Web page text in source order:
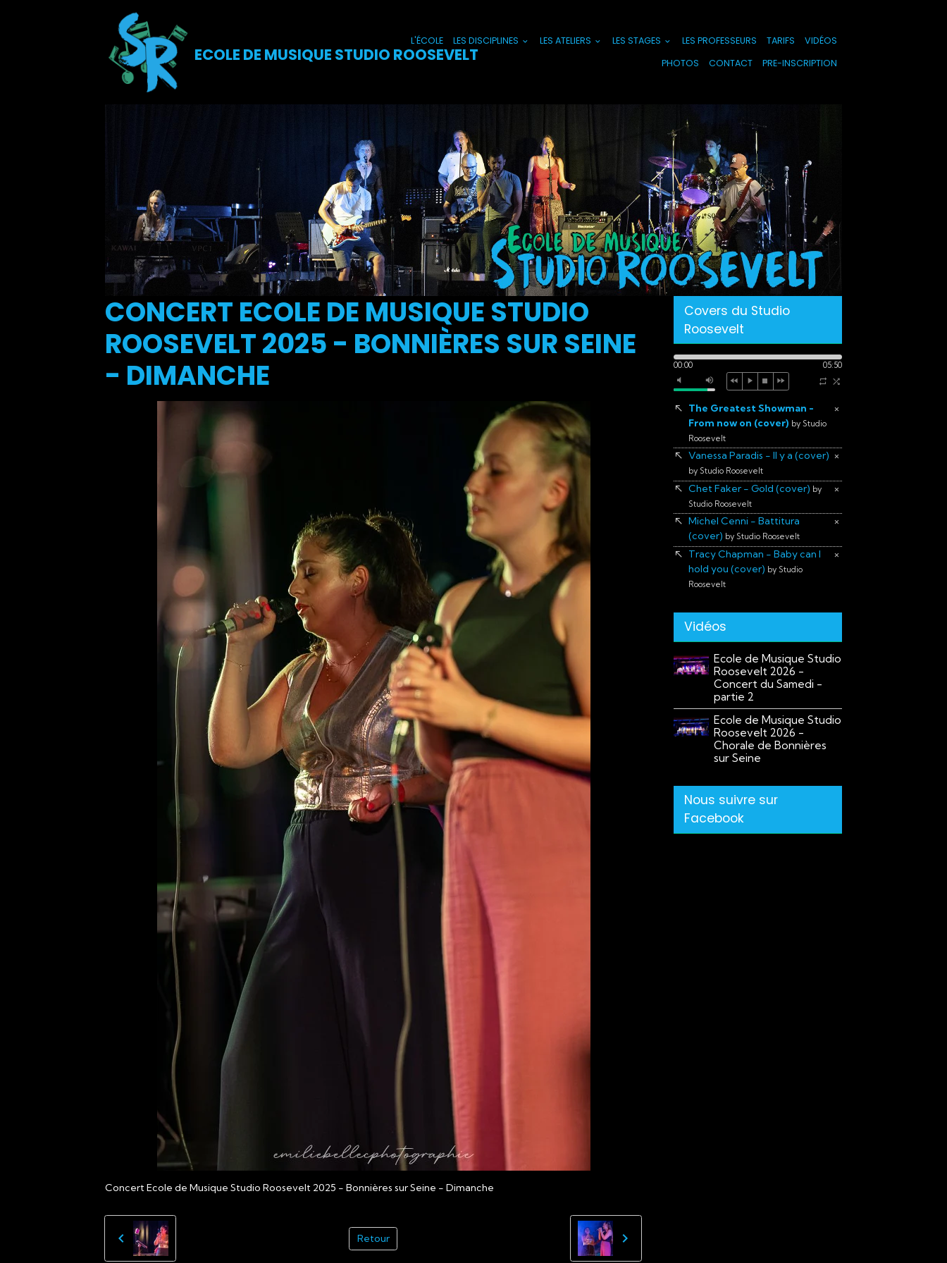
ECOLE DE MUSIQUE STUDIO ROOSEVELT
L'ÉCOLE LES DISCIPLINES LES ATELIERS LES STAGES LES PROFESSEURS TARIFS
VIDÉOS
PHOTOS
CONTACT PRE-INSCRIPTION
CONCERT ECOLE DE MUSIQUE STUDIO
ROOSEVELT 2025 - BONNIÈRES SUR SEINE
- DIMANCHE
Concert Ecole de Musique Studio Roosevelt 2025 - Bonnières sur Seine - Dimanche
Retour
Covers du Studio
Roosevelt
00:00 05:50
×
The Greatest Showman -
From now on (cover) by Studio
Roosevelt
×
Vanessa Paradis - Il y a (cover)
by Studio Roosevelt
×
Chet Faker - Gold (cover) by
Studio Roosevelt
×
Michel Cenni - Battitura
(cover) by Studio Roosevelt
×
Tracy Chapman - Baby can I
hold you (cover) by Studio
Roosevelt
Vidéos
Ecole de Musique Studio
Roosevelt 2026 -
Concert du Samedi -
partie 2
Ecole de Musique Studio
Roosevelt 2026 -
Chorale de Bonnières
sur Seine
Nous suivre sur
Facebook